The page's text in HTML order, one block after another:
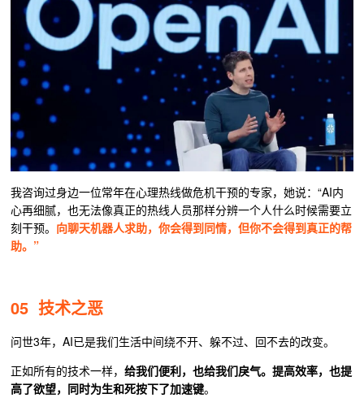
我咨询过身边一位常年在心理热线做危机干预的专家，她说：“AI内
心再细腻，也无法像真正的热线人员那样分辨一个人什么时候需要立
刻干预。 向聊天机器人求助，你会得到同情，但你不会得到真正的帮
助。”
05 技术之恶
问世3年，AI已是我们生活中间绕不开、躲不过、回不去的改变。
正如所有的技术一样， 给我们便利，也给我们戾气。提高效率，也提
高了欲望，同时为生和死按下了加速键。